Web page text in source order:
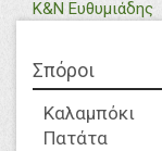
Κ&Ν Ευθυμιάδης
Σπόροι
Καλαμπόκι
Πατάτα